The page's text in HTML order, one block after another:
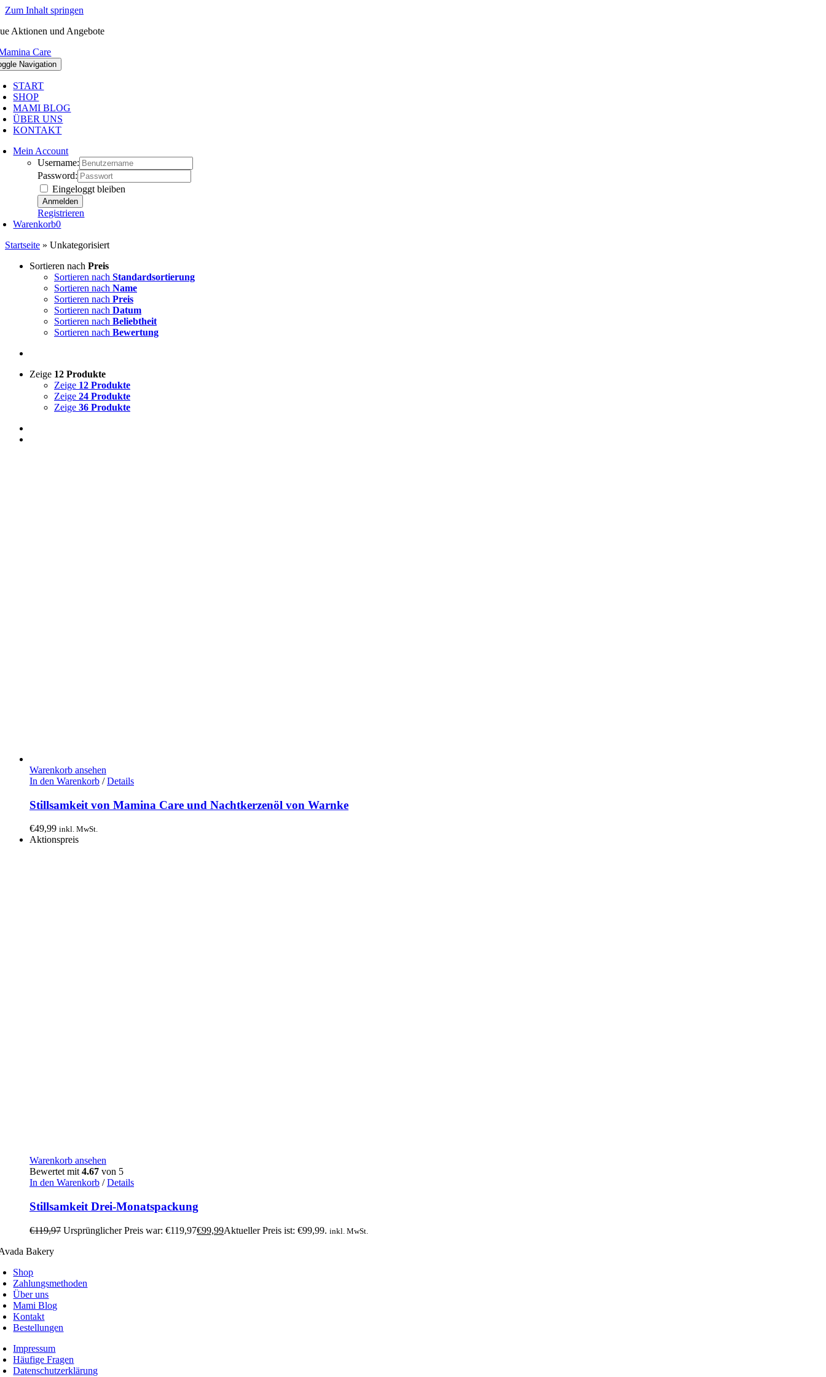
Zum Inhalt springen
Aktionen und Angebote
Navigation
START
SHOP
MAMI BLOG
ÜBER UNS
KONTAKT
Mein Account
Username:
Password:
Eingeloggt bleiben
Registrieren
Warenkorb0
Startseite » Unkategorisiert
Sortieren nach Preis
Sortieren nach Standardsortierung
Sortieren nach Name
Sortieren nach Preis
Sortieren nach Datum
Sortieren nach Beliebtheit
Sortieren nach Bewertung
Zeige 12 Produkte
Zeige 12 Produkte
Zeige 24 Produkte
Zeige 36 Produkte
Warenkorb ansehen
In den Warenkorb / Details
Stillsamkeit von Mamina Care und Nachtkerzenöl von Warnke
€49,99 inkl. MwSt.
Aktionspreis
Warenkorb ansehen
Bewertet mit4.67 von 5
In den Warenkorb / Details
Stillsamkeit Drei-Monatspackung
€119,97 Ursprünglicher Preis war: €119,97€99,99Aktueller Preis ist: €99,99. inkl. MwSt.
Shop
Zahlungsmethoden
Über uns
Mami Blog
Kontakt
Bestellungen
Impressum
Häufige Fragen
Datenschutzerklärung